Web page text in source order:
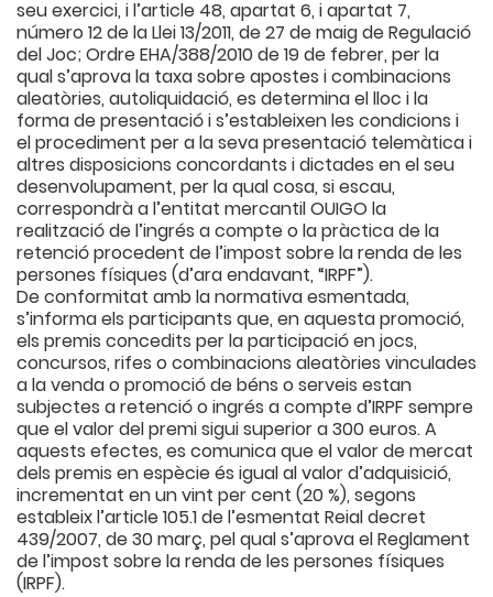
seu exercici, i l’article 48, apartat 6, i apartat 7,
número 12 de la Llei 13/2011, de 27 de maig de Regulació
del Joc; Ordre EHA/388/2010 de 19 de febrer, per la
qual s’aprova la taxa sobre apostes i combinacions
aleatòries, autoliquidació, es determina el lloc i la
forma de presentació i s’estableixen les condicions i
el procediment per a la seva presentació telemàtica i
altres disposicions concordants i dictades en el seu
desenvolupament, per la qual cosa, si escau,
correspondrà a l’entitat mercantil OUIGO la
realització de l’ingrés a compte o la pràctica de la
retenció procedent de l’impost sobre la renda de les
persones físiques (d’ara endavant, “IRPF”).
De conformitat amb la normativa esmentada,
s’informa els participants que, en aquesta promoció,
els premis concedits per la participació en jocs,
concursos, rifes o combinacions aleatòries vinculades
a la venda o promoció de béns o serveis estan
subjectes a retenció o ingrés a compte d’IRPF sempre
que el valor del premi sigui superior a 300 euros. A
aquests efectes, es comunica que el valor de mercat
dels premis en espècie és igual al valor d’adquisició,
incrementat en un vint per cent (20 %), segons
estableix l’article 105.1 de l’esmentat Reial decret
439/2007, de 30 març, pel qual s’aprova el Reglament
de l’impost sobre la renda de les persones físiques
(IRPF).